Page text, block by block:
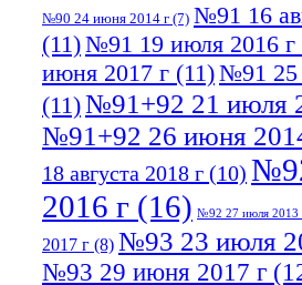
№90 24 июня 2014 г (7) №91 16
(11)№91 19 июля 2016 г
июня 2017 г (11)№91 25
(11)№91+92 21 июля
№91+92 26 июня
18 августа 2018 г (10)
2016 г (16) №92 27 июля 2013
2017 г (8) №93 23 июля
№93 29 июня 2017 г